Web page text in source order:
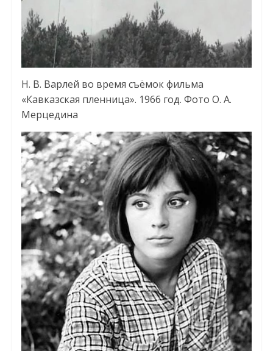
Н. В. Варлей во время съёмок фильма
«Кавказская пленница». 1966 год. Фото О. А.
Мерцедина